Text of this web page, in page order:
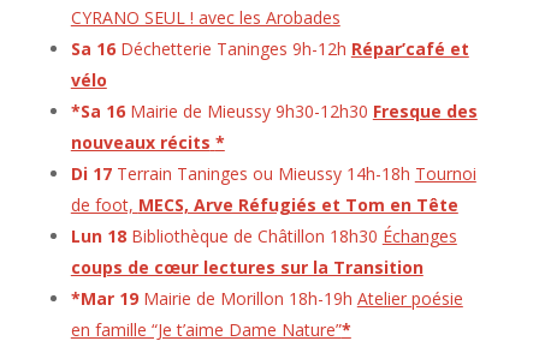
CYRANO SEUL ! avec les Arobades
Sa 16Déchetterie Taninges 9h-12h Répar’café et
vélo
*Sa 16 Mairie de Mieussy 9h30-12h30 Fresque des
nouveaux récits *
Di 17Terrain Taninges ou Mieussy 14h-18h Tournoi
de foot, MECS, Arve Réfugiés et Tom en Tête
Lun 18Bibliothèque de Châtillon 18h30 Échanges
coups de cœur lectures sur la Transition
*Mar 19Mairie de Morillon 18h-19h Atelier poésie
en famille “Je t’aime Dame Nature”*